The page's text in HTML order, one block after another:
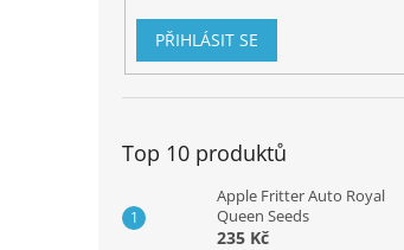
PŘIHLÁSIT SE
Top 10 produktů
Apple Fritter Auto Royal
Queen Seeds
235 Kč